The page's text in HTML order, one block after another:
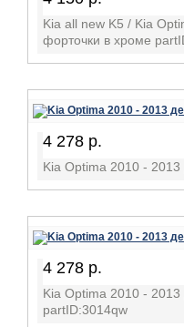
Kia all new K5 / Kia
форточки в хроме
4 278 р.
Kia Optima 2010 -
4 278 р.
Kia Optima 2010 -
partID:3014qw